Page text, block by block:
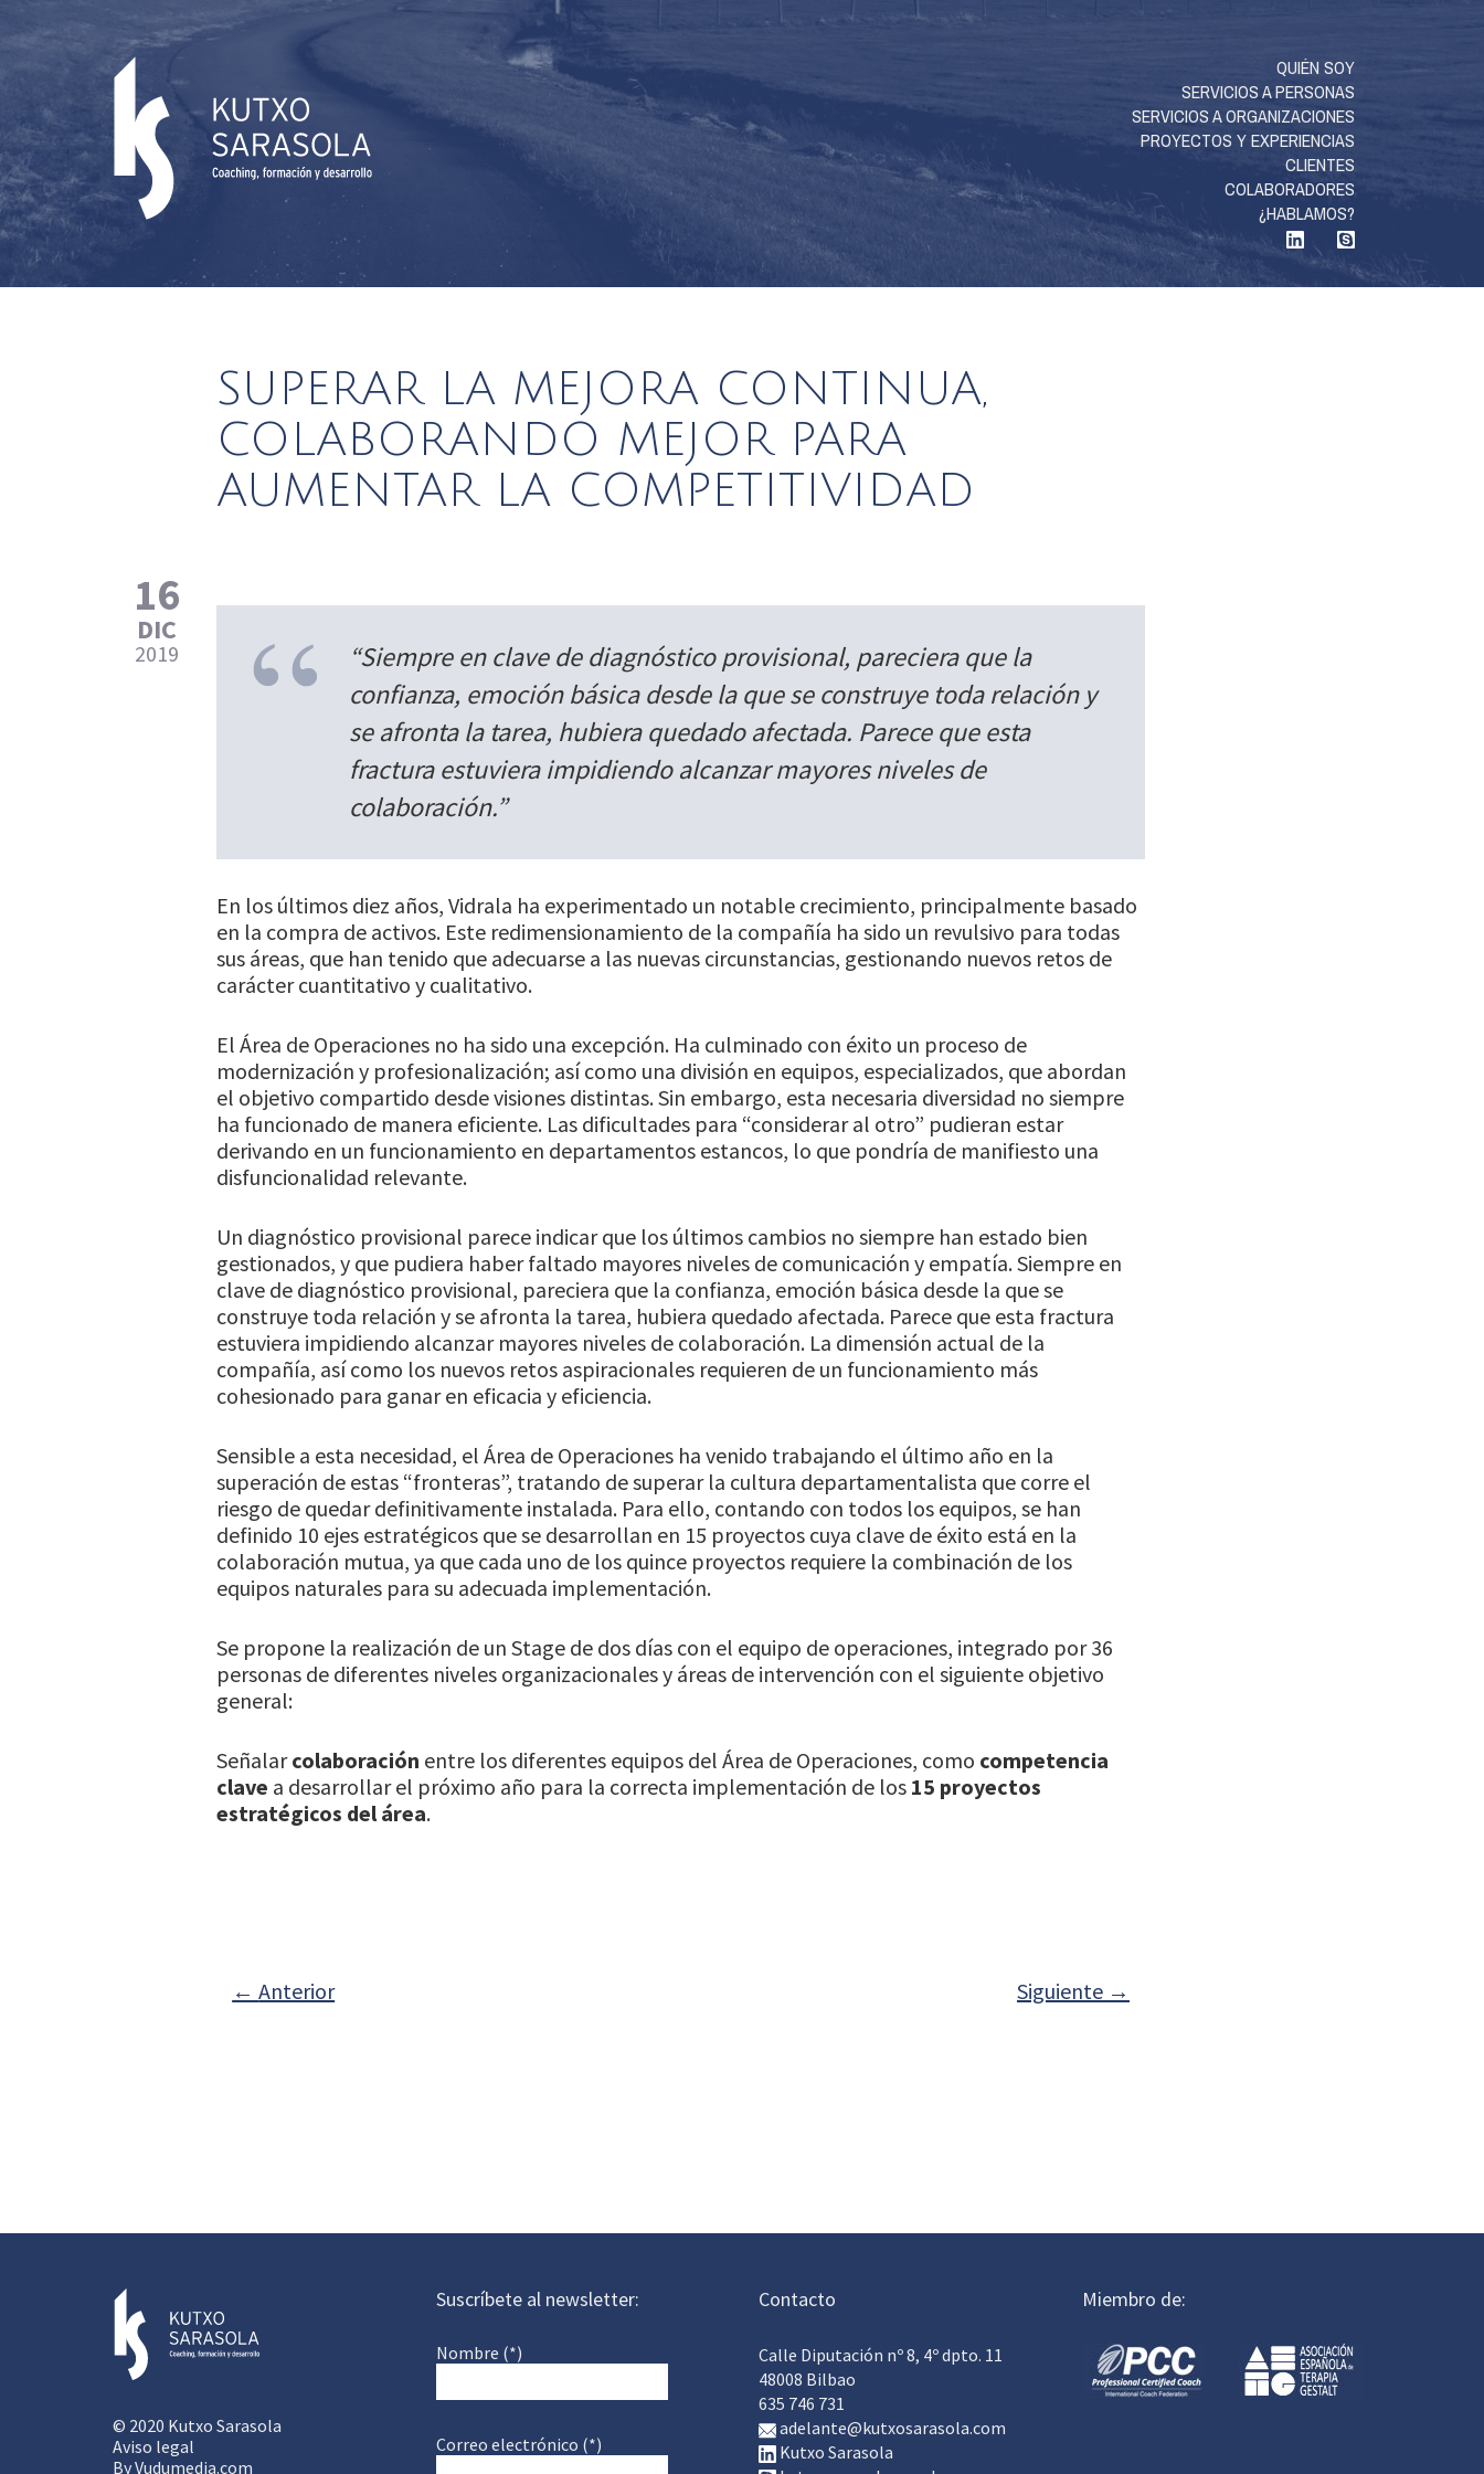
QUIÉN SOY
SERVICIOS A PERSONAS
SERVICIOS A ORGANIZACIONES
PROYECTOS Y EXPERIENCIAS
CLIENTES
COLABORADORES
¿HABLAMOS?
SUPERAR LA MEJORA CONTINUA,
COLABORANDO MEJOR PARA
AUMENTAR LA COMPETITIVIDAD
16
DIC
2019
“Siempre en clave de diagnóstico provisional, pareciera que la
confianza, emoción básica desde la que se construye toda relación y
se afronta la tarea, hubiera quedado afectada. Parece que esta
fractura estuviera impidiendo alcanzar mayores niveles de
colaboración.”
En los últimos diez años, Vidrala ha experimentado un notable crecimiento, principalmente basado
en la compra de activos. Este redimensionamiento de la compañía ha sido un revulsivo para todas
sus áreas, que han tenido que adecuarse a las nuevas circunstancias, gestionando nuevos retos de
carácter cuantitativo y cualitativo.
El Área de Operaciones no ha sido una excepción. Ha culminado con éxito un proceso de
modernización y profesionalización; así como una división en equipos, especializados, que abordan
el objetivo compartido desde visiones distintas. Sin embargo, esta necesaria diversidad no siempre
ha funcionado de manera eficiente. Las dificultades para “considerar al otro” pudieran estar
derivando en un funcionamiento en departamentos estancos, lo que pondría de manifiesto una
disfuncionalidad relevante.
Un diagnóstico provisional parece indicar que los últimos cambios no siempre han estado bien
gestionados, y que pudiera haber faltado mayores niveles de comunicación y empatía. Siempre en
clave de diagnóstico provisional, pareciera que la confianza, emoción básica desde la que se
construye toda relación y se afronta la tarea, hubiera quedado afectada. Parece que esta fractura
estuviera impidiendo alcanzar mayores niveles de colaboración. La dimensión actual de la
compañía, así como los nuevos retos aspiracionales requieren de un funcionamiento más
cohesionado para ganar en eficacia y eficiencia.
Sensible a esta necesidad, el Área de Operaciones ha venido trabajando el último año en la
superación de estas “fronteras”, tratando de superar la cultura departamentalista que corre el
riesgo de quedar definitivamente instalada. Para ello, contando con todos los equipos, se han
definido 10 ejes estratégicos que se desarrollan en 15 proyectos cuya clave de éxito está en la
colaboración mutua, ya que cada uno de los quince proyectos requiere la combinación de los
equipos naturales para su adecuada implementación.
Se propone la realización de un Stage de dos días con el equipo de operaciones, integrado por 36
personas de diferentes niveles organizacionales y áreas de intervención con el siguiente objetivo
general:
Señalarcolaboración entre los diferentes equipos del Área de Operaciones, como competencia
clave a desarrollar el próximo año para la correcta implementación de los 15 proyectos
estratégicos del área.
←Anterior Siguiente→
© 2020 Kutxo Sarasola
Aviso legal
ByVudumedia.com
Suscríbete al newsletter:
Nombre (*)
Correo electrónico (*)
Contacto
Calle Diputación nº 8, 4º dpto. 11
48008 Bilbao
635 746 731
adelante@kutxosarasola.com
Kutxo Sarasola
Miembro de: